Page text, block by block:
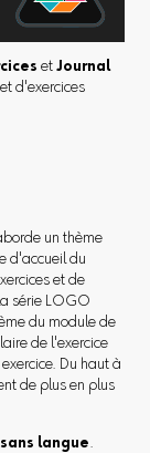
et Journal
d'exercices
un thème
d'accueil du
et de
série LOGO
du module de
de l'exercice
Du haut à
de plus en plus
sans langue.